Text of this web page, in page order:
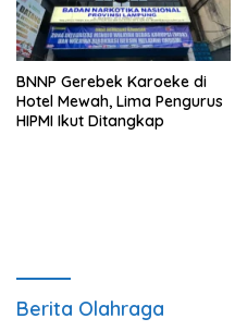
BNNP Gerebek Karoeke di
Hotel Mewah, Lima Pengurus
HIPMI Ikut Ditangkap
Berita Olahraga